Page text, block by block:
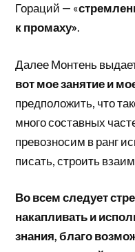
Гораций — «
к промаху».
Далее Монтень
вот мое занятие и
предположить, что
много составных
превозносим в ранг
писать, строить
Во всем следует
накапливать и
знания, благо